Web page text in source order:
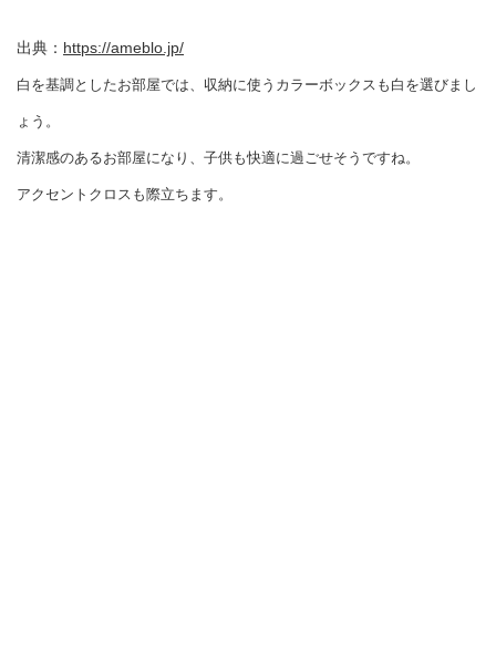
出典： https://ameblo.jp/
白を基調としたお部屋では、収納に使うカラーボックスも白を選びまし
ょう。
清潔感のあるお部屋になり、子供も快適に過ごせそうですね。
アクセントクロスも際立ちます。